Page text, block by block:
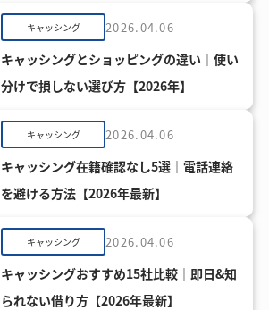
キャッシング 2026.04.06
キャッシングとショッピングの違い｜使い
分けで損しない選び方【2026年】
キャッシング 2026.04.06
キャッシング在籍確認なし5選｜電話連絡
を避ける方法【2026年最新】
キャッシング 2026.04.06
キャッシングおすすめ15社比較｜即日&知
られない借り方【2026年最新】